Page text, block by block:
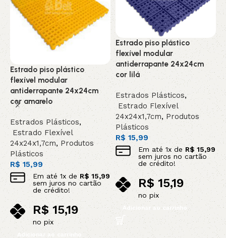
Estrado piso plástico
flexível modular
antiderrapante 24x24cm
cor amarelo
Estrados Plásticos,
Estrado Flexível
24x24x1,7cm,Produtos
Plásticos
R$15,99
Em até 1x deR$15,99
sem juros no cartão
de crédito!
R$15,19
no pix
Adicionar ao carrinho
Estrado piso plástico
flexível modular
antiderrapante 24x24cm
cor lilá
Estrados Plásticos,
Estrado Flexível
24x24x1,7cm, Produtos
Plásticos
R$15,99
Em até 1x deR$15,99
sem juros no cartão
de crédito!
R$ 15,19
no pix
Adicionar ao carrinho